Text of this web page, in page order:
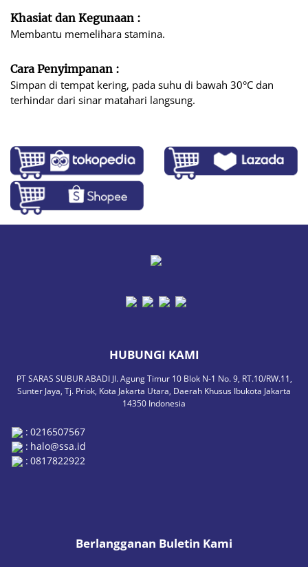
Khasiat dan Kegunaan :
Membantu memelihara stamina.
Cara Penyimpanan :
Simpan di tempat kering, pada suhu di bawah 30°C dan
terhindar dari sinar matahari langsung.
HUBUNGI KAMI
PT SARAS SUBUR ABADI Jl. Agung Timur 10 Blok N-1 No. 9, RT.10/RW.11,
Sunter Jaya, Tj. Priok, Kota Jakarta Utara, Daerah Khusus Ibukota Jakarta
14350 Indonesia
: 0216507567
: halo@ssa.id
: 0817822922
Berlangganan Buletin Kami